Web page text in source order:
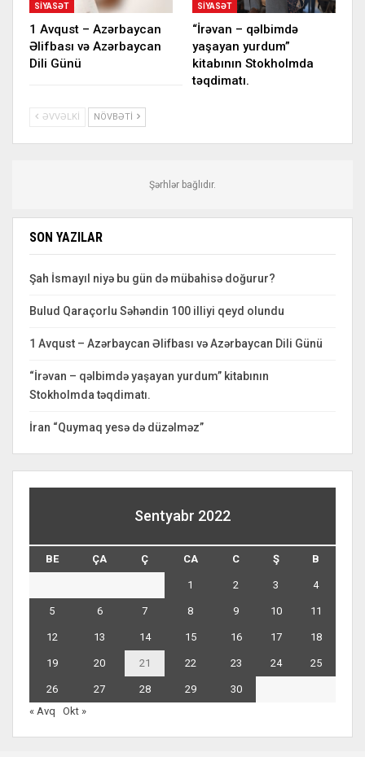
SIYASƏT
1 Avqust – Azərbaycan
Əlifbası və Azərbaycan
Dili Günü
SIYASƏT
“İrəvan – qəlbimdə
yaşayan yurdum”
kitabının Stokholmda
təqdimatı.
ƏVVƏLKI NÖVBƏTI
Şərhlər bağlıdır.
SON YAZILAR
Şah İsmayıl niyə bu gün də mübahisə doğurur?
Bulud Qaraçorlu Səhəndin 100 illiyi qeyd olundu
1 Avqust – Azərbaycan Əlifbası və Azərbaycan Dili Günü
“İrəvan – qəlbimdə yaşayan yurdum” kitabının
Stokholmda təqdimatı.
İran “Quymaq yesə də düzəlməz”
Sentyabr 2022
BE ÇA Ç CA C Ş B
1 2 3 4
5 6 7 8 9 10 11
12 13 14 15 16 17 18
19 20 21 22 23 24 25
26 27 28 29
30
« Avq
Okt »